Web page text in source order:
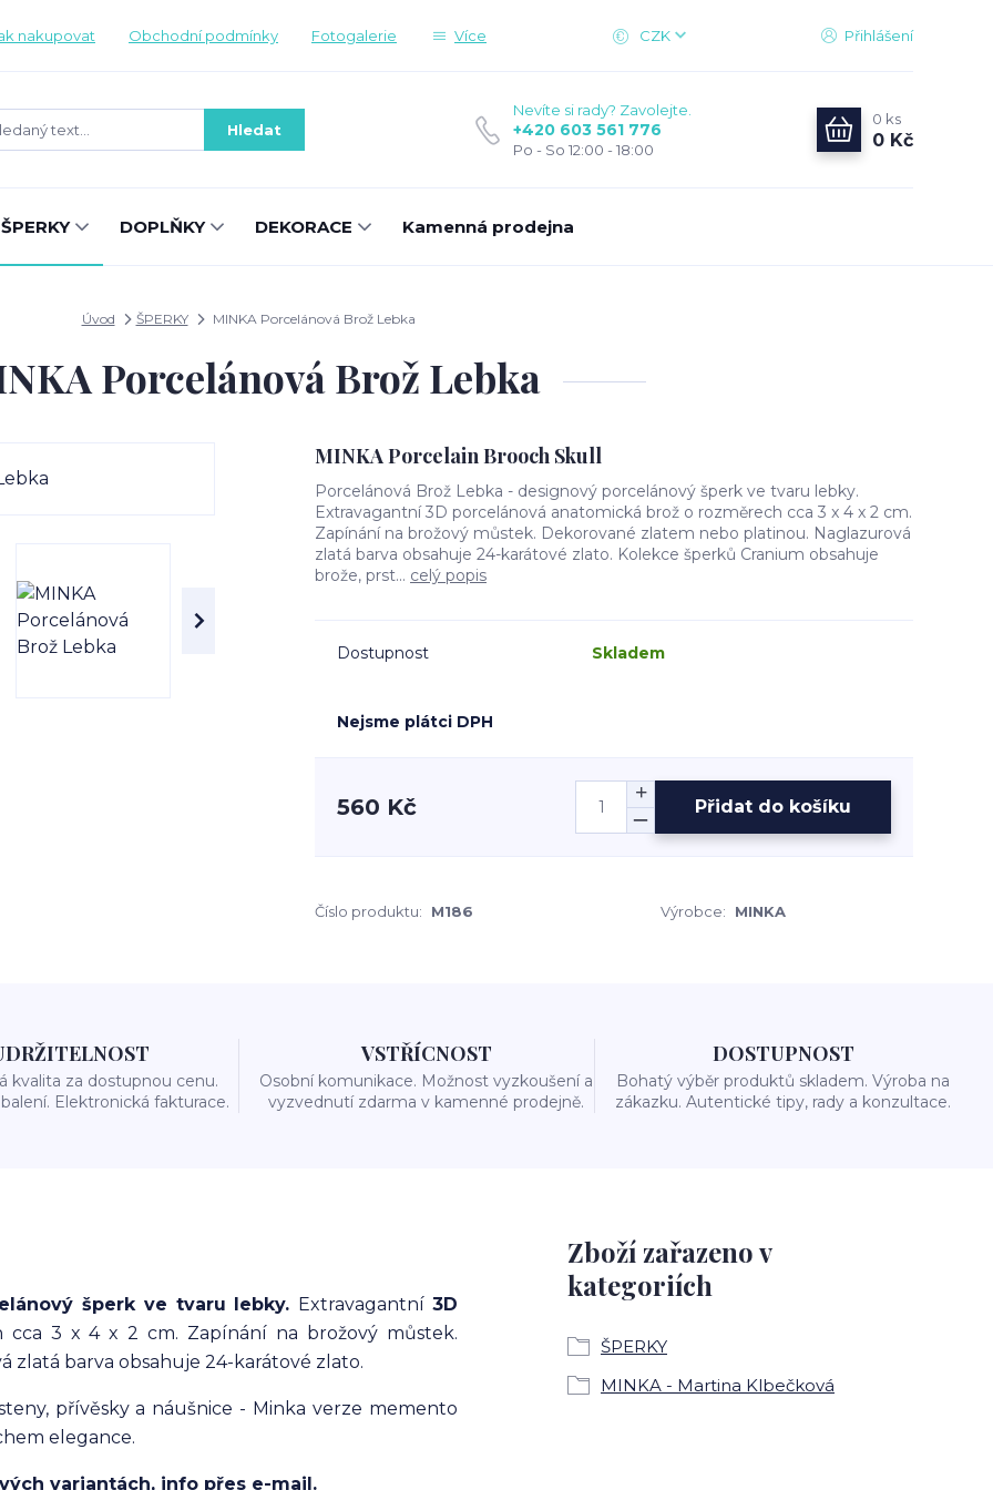
nakupovat Obchodní podmínky Fotogalerie Více CZK Přihlášení
Hledat
Nevíte si rady? Zavolejte.
+420 603 561 776
Po - So 12:00 - 18:00
0 ks
0 Kč
ŠPERKY DOPLŇKY DEKORACE Kamenná prodejna
Úvod ŠPERKY MINKA Porcelánová Brož Lebka
Porcelánová Brož Lebka
MINKA Porcelain Brooch Skull
Porcelánová Brož Lebka - designový porcelánový šperk ve tvaru lebky.
Extravagantní 3D porcelánová anatomická brož o rozměrech cca 3 x 4 x 2 cm.
Zapínání na brožový můstek. Dekorované zlatem nebo platinou. Naglazurová
zlatá barva obsahuje 24-karátové zlato. Kolekce šperků Cranium obsahuje
brože, prst... celý popis
Dostupnost Skladem
Nejsme plátci DPH
560 Kč Přidat do košíku
Číslo produktu: M186 Výrobce: MINKA
kvalita za dostupnou cenu.
Elektronická fakturace.
VSTŘÍCNOST
Osobní komunikace. Možnost vyzkoušení a
vyzvednutí zdarma v kamenné prodejně.
DOSTUPNOST
Bohatý výběr produktů skladem. Výroba na
zákazku. Autentické tipy, rady a konzultace.
šperk ve tvaru lebky. Extravagantní3D
3 x 4 x 2 cm. Zapínání na brožový můstek.
zlatá barva obsahuje 24-karátové zlato.
přívěsky a náušnice - Minka verze memento
elegance.
variantách, info přes e-mail.
Zboží zařazeno v
kategoriích
ŠPERKY
MINKA - Martina Klbečková